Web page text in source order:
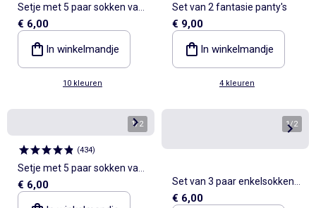
Setje met 5 paar sokken van
stretchtricot
€ 6,00
In winkelmandje
10 kleuren
Set van 2 fantasie panty's
€ 9,00
In winkelmandje
4 kleuren
1/2
(434)
Setje met 5 paar sokken van
stretchtricot
€ 6,00
1/2
Set van 3 paar enkelsokken
met fantasieborduursel
€ 6,00